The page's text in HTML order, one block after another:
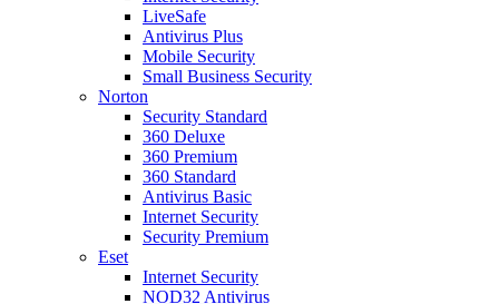
LiveSafe
Antivirus Plus
Mobile Security
Small Business Security
Norton
Security Standard
360 Deluxe
360 Premium
360 Standard
Antivirus Basic
Internet Security
Security Premium
Eset
Internet Security
NOD32 Antivirus